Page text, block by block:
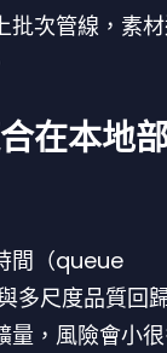
批次管線，素
在本地
間（queue
多尺度品質回
量，風險會小